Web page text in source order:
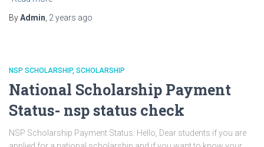
ByAdmin 2 years ago
NSP SCHOLARSHIP SCHOLARSHIP
National Scholarship Payment
Status- nsp status check
NSP Scholarship Payment Status: Hello, Dear students if you are